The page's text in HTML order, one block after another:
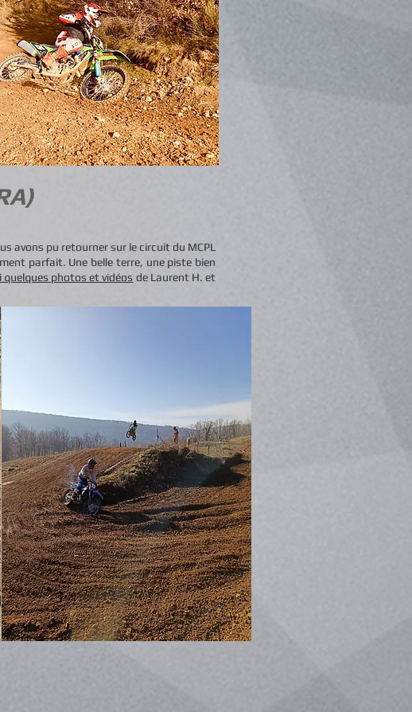
avons pu retourner sur le circuit du MCPL
parfait. Une belle terre, une piste bien
quelques photos et vidéos de Laurent H. et